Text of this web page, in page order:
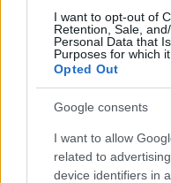
I want to opt-out of
Retention, Sale,
Personal Data that
Purposes for which
Opted Out
Google consents
I want to allow
related to
device identifiers in
A vb miatt hagyta el
közönségkedvenc
Nem volt opció számára,
hátralévő részét.